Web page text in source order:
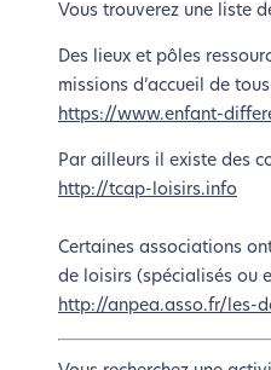
Vous trouverez une liste
Des lieux et pôles
missions d’accueil de
https://www.enfant-
Par ailleurs il existe des
http://tcap-loisirs.info
Certaines associations
de loisirs (spécialisés ou
http://anpea.asso.fr/les-